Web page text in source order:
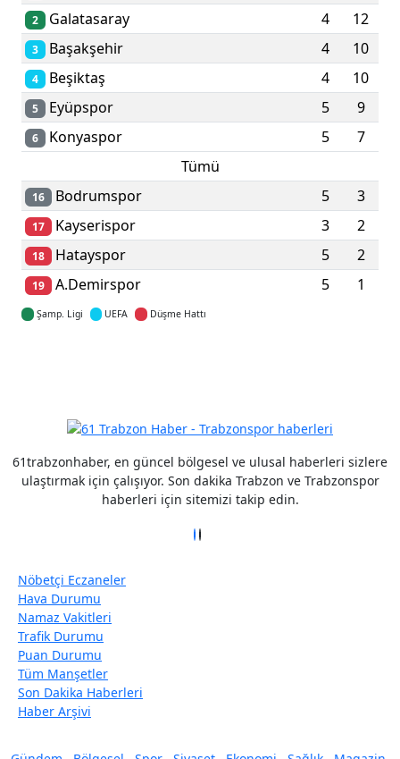
2 Galatasaray 4 12
3 Başakşehir 4 10
4 Beşiktaş 4 10
5 Eyüpspor 5 9
6 Konyaspor 5
7
Tümü
16 Bodrumspor 5 3
17 Kayserispor 3 2
18 Hatayspor 5 2
19 A.Demirspor 5 1
Şamp. Ligi UEFA Düşme Hattı
61trabzonhaber, en güncel bölgesel ve ulusal haberleri sizlere
ulaştırmak için çalışıyor. Son dakika Trabzon ve Trabzonspor
haberleri için sitemizi takip edin.
Nöbetçi Eczaneler
Hava Durumu
Namaz Vakitleri
Trafik Durumu
Puan Durumu
Tüm Manşetler
Son Dakika Haberleri
Haber Arşivi